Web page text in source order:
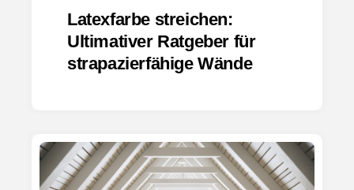
Latexfarbe streichen:
Ultimativer Ratgeber für
strapazierfähige Wände